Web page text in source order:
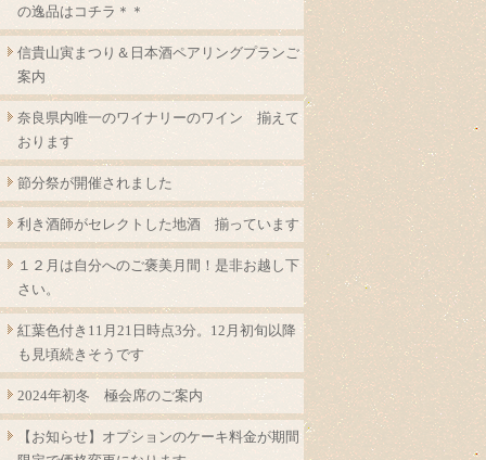
の逸品はコチラ＊＊
信貴山寅まつり＆日本酒ペアリングプランご
案内
奈良県内唯一のワイナリーのワイン 揃えて
おります
節分祭が開催されました
利き酒師がセレクトした地酒 揃っています
１２月は自分へのご褒美月間！是非お越し下
さい。
紅葉色付き11月21日時点3分。12月初旬以降
も見頃続きそうです
2024年初冬 極会席のご案内
【お知らせ】オプションのケーキ料金が期間